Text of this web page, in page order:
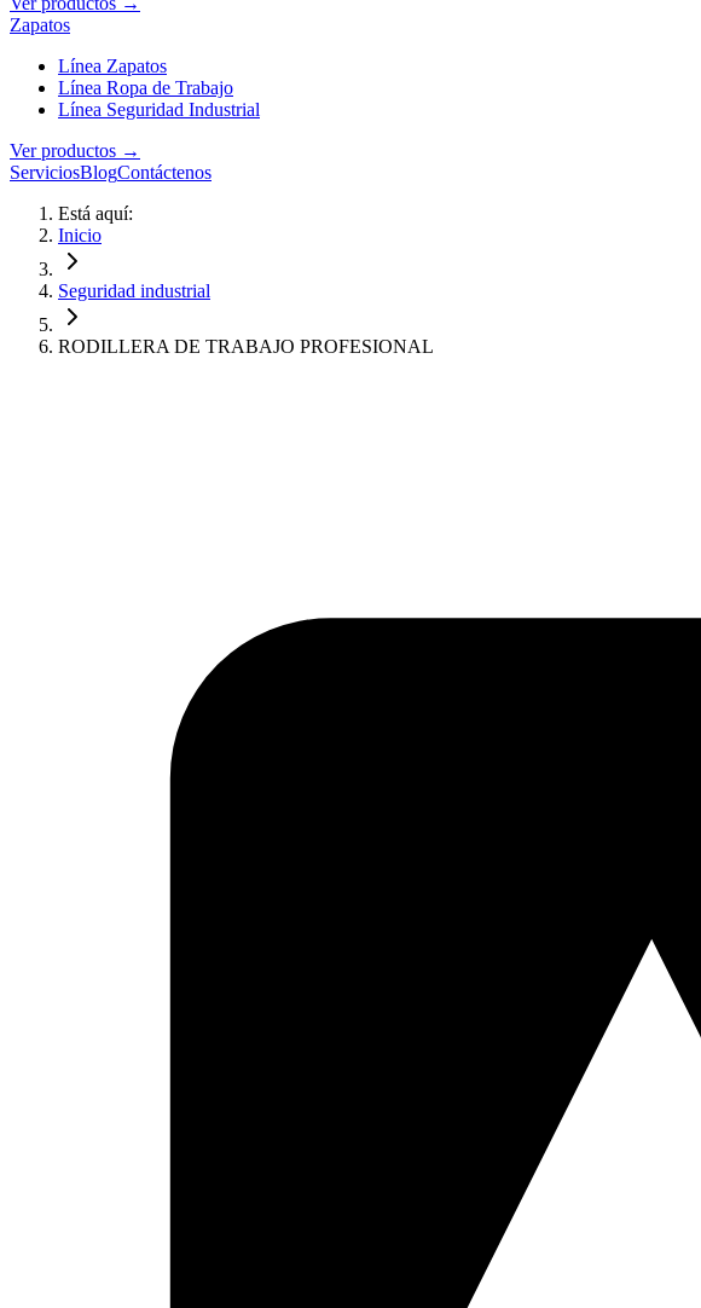
Zapatos
Línea Zapatos
Línea Ropa de Trabajo
Línea Seguridad Industrial
Ver productos →
ServiciosBlogContáctenos
Está aquí:
Inicio
Seguridad industrial
RODILLERA DE TRABAJO PROFESIONAL